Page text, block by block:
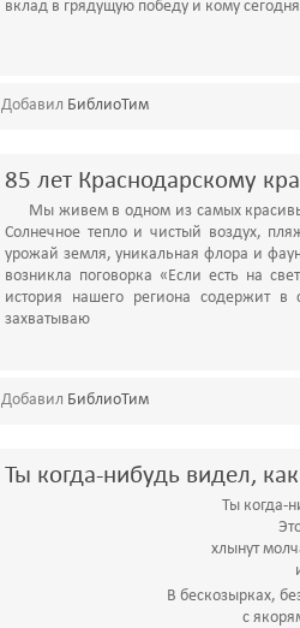
вклад в грядущую победу и кому
Добавил БиблиоТим
85 лет Краснодарскому
Мы живем в одном из самых
Солнечное тепло и чистый воздух,
урожай земля, уникальная флора и
возникла поговорка «Если есть на
история нашего региона содержит в
захватываю
Добавил БиблиоТим
Ты когда-нибудь видел,
Ты когда-
хлынут
В бескозырках,
с